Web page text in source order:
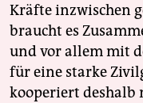
Kräfte inzwischen
braucht es
und vor allem mit
für eine starke
kooperiert